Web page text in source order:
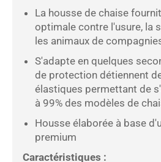
La housse de chaise
optimale contre l'usure, la
les animaux de
S'adapte en quelques
de protection détiennent
élastiques permettant de
à 99% des modèles de
Housse élaborée à base
premium
Caractéristiques :